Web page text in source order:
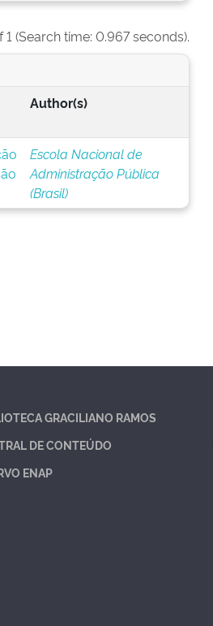
1 (Search time: 0.967 seconds).
Author(s)
Escola Nacional de
Administração Pública
(Brasil)
GRACILIANO RAMOS
DE CONTEÚDO
ENAP